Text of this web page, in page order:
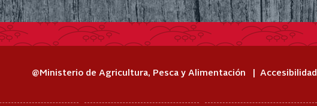
@Ministerio de Agricultura, Pesca y Alimentación Accesibilidad